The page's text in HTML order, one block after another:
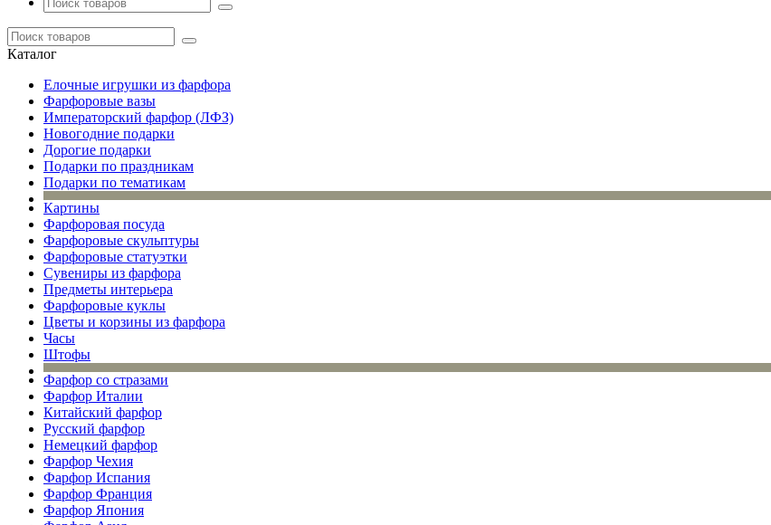
Каталог
Елочные игрушки из фарфора
Фарфоровые вазы
Императорский фарфор (ЛФЗ)
Новогодние подарки
Дорогие подарки
Подарки по праздникам
Подарки по тематикам
Картины
Фарфоровая посуда
Фарфоровые скульптуры
Фарфоровые статуэтки
Сувениры из фарфора
Предметы интерьера
Фарфоровые куклы
Цветы и корзины из фарфора
Часы
Штофы
Фарфор со стразами
Фарфор Италии
Китайский фарфор
Русский фарфор
Немецкий фарфор
Фарфор Чехия
Фарфор Испания
Фарфор Франция
Фарфор Япония